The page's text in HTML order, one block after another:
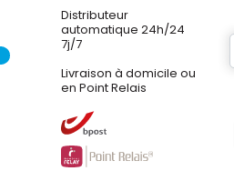
Distributeur
automatique 24h/24
7j/7
Livraison à domicile ou
en Point Relais